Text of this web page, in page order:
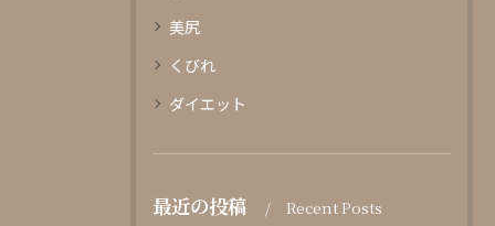
美尻
くびれ
ダイエット
最近の投稿 Recent Posts